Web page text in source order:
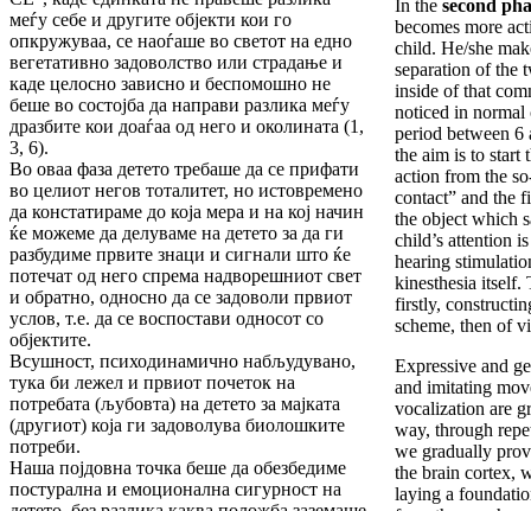
меѓу себе и другите објекти кои го
опкружуваа, се наоѓаше во светот на едно
вегетативно задоволство или страдање и
каде целосно зависно и беспомошно не
беше во состојба да направи разлика меѓу
дразбите кои доаѓаа од него и околината (1,
3, 6).
Во оваа фаза детето требаше да се прифати
во целиот негов тоталитет, но истовремено
да констатираме до која мера и на кој начин
ќе можеме да делуваме на детето за да ги
разбудиме првите знаци и сигнали што ќе
потечат од него спрема надворешниот свет
и обратно, односно да се задоволи првиот
услов, т.е. да се воспостави односот со
објектите.
Всушност, психодинамично набљудувано,
тука би лежел и првиот почеток на
потребата (љубовта) на детето за мајката
(другиот) која ги задоволува биолошките
потреби.
Наша појдовна точка беше да обезбедиме
постурална и емоционална сигурност на
In the second
becomes more
child. He/she
separation of the
inside of that
noticed in normal
period between 6
the aim is to start
action from the
contact” and the
the object which
child’s attention
hearing
kinesthesia itself.
firstly,
scheme, then of
Expressive and
and imitating
vocalization are
way, through
we gradually
the brain cortex,
laying a